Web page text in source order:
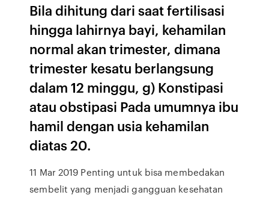
Bila dihitung dari saat fertilisasi
hingga lahirnya bayi, kehamilan
normal akan trimester, dimana
trimester kesatu berlangsung
dalam 12 minggu, g) Konstipasi
atau obstipasi Pada umumnya ibu
hamil dengan usia kehamilan
diatas 20.
11 Mar 2019 Penting untuk bisa membedakan
sembelit yang menjadi gangguan kesehatan